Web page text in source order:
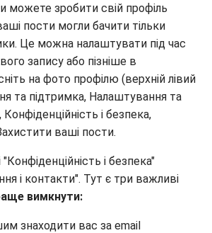
можете зробити свій профіль
пости могли бачити тільки
Це можна налаштувати під час
запису або пізніше в
на фото профілю (верхній лівий
та підтримка, Налаштування та
Конфіденційність і безпека,
ваші пости.
і безпека"
і контакти". Тут є три важливі
вимкнути:
знаходити вас за email